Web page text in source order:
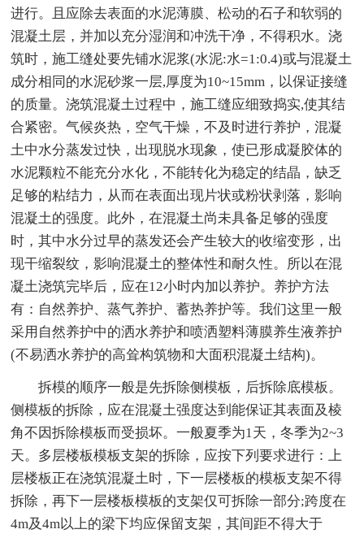
进行。且应除去表面的水泥薄膜、松动的石子和软弱的
混凝土层，并加以充分湿润和冲洗干净，不得积水。浇
筑时，施工缝处要先铺水泥浆(水泥:水=1:0.4)或与混凝土
成分相同的水泥砂浆一层,厚度为10~15mm，以保证接缝
的质量。浇筑混凝土过程中，施工缝应细致捣实,使其结
合紧密。气候炎热，空气干燥，不及时进行养护，混凝
土中水分蒸发过快，出现脱水现象，使已形成凝胶体的
水泥颗粒不能充分水化，不能转化为稳定的结晶，缺乏
足够的粘结力，从而在表面出现片状或粉状剥落，影响
混凝土的强度。此外，在混凝土尚未具备足够的强度
时，其中水分过早的蒸发还会产生较大的收缩变形，出
现干缩裂纹，影响混凝土的整体性和耐久性。所以在混
凝土浇筑完毕后，应在12小时内加以养护。养护方法
有：自然养护、蒸气养护、蓄热养护等。我们这里一般
采用自然养护中的洒水养护和喷洒塑料薄膜养生液养护
(不易洒水养护的高耸构筑物和大面积混凝土结构)。
拆模的顺序一般是先拆除侧模板，后拆除底模板。
侧模板的拆除，应在混凝土强度达到能保证其表面及棱
角不因拆除模板而受损坏。一般夏季为1天，冬季为2~3
天。多层楼板模板支架的拆除，应按下列要求进行：上
层楼板正在浇筑混凝土时，下一层楼板的模板支架不得
拆除，再下一层楼板模板的支架仅可拆除一部分;跨度在
4m及4m以上的梁下均应保留支架，其间距不得大于